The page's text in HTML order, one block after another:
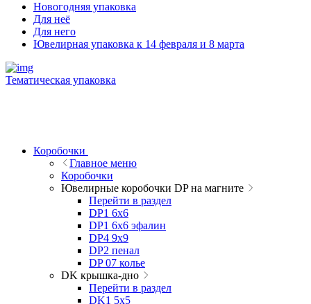
Новогодняя упаковка
Для неё
Для него
Ювелирная упаковка к 14 февраля и 8 марта
Тематическая упаковка
Коробочки
Главное меню
Коробочки
Ювелирные коробочки DP на магните
Перейти в раздел
DP1 6x6
DP1 6x6 эфалин
DP4 9x9
DP2 пенал
DP 07 колье
DK крышка-дно
Перейти в раздел
DK1 5x5